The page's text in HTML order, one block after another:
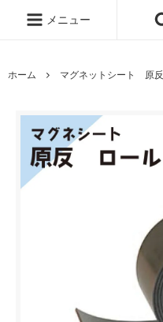
メニュー
ホーム マグネットシート 原反